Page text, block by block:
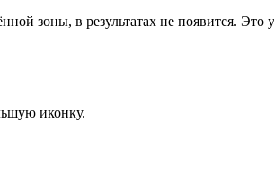
зоны, в результатах не появится. Это
иконку.